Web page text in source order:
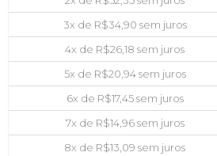
3x de R$34,90 sem juros
4x de R$26,18 sem juros
5x de R$20,94sem juros
6x de R$17,45sem juros
7x de R$14,96sem juros
8x de R$13,09 sem juros